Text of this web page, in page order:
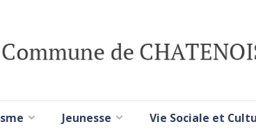
Jeunesse Vie Sociale et